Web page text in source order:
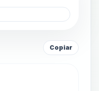
Copiar